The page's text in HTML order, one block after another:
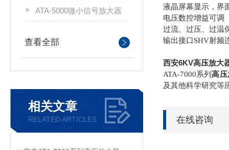
ATA-5000微小信号放大器
查看全部
相关文章
RELATED ARTICLES
液晶屏幕显示，界
电压数控增益可调
过流、过压、过温
输出接口SHV射频
西安6KV高压放大
ATA-7000系列高压
及其他科学研究等
在线咨询